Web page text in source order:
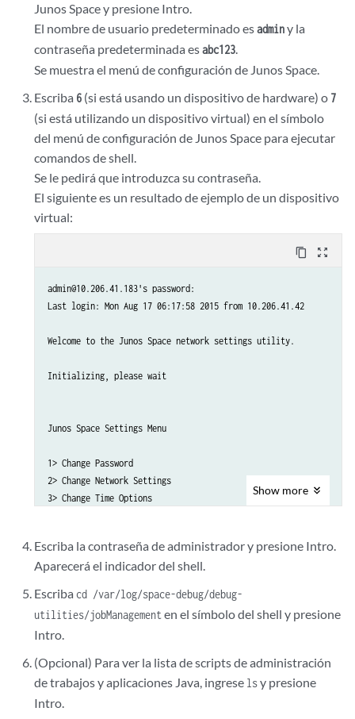
Junos Space y presione Intro.
El nombre de usuario predeterminado esadminy la
contraseña predeterminada esabc123.
Se muestra el menú de configuración de Junos Space.
Escriba 6 (si está usando un dispositivo de hardware) o 7
(si está utilizando un dispositivo virtual) en el símbolo
del menú de configuración de Junos Space para ejecutar
comandos de shell.
Se le pedirá que introduzca su contraseña.
El siguiente es un resultado de ejemplo de un dispositivo
virtual:
content_copy zoom_out_map
admin@10.206.41.183's password:
Last login: Mon Aug 17 06:17:58 2015 from 10.206.41.42
Welcome to the Junos Space network settings utility.
Initializing, please wait
Junos Space Settings Menu
1> Change Password
2> Change Network Settings
3> Change Time Options
6> Expand VM Drive Size
7> (Debug) run shell
A> Apply changes
Q> Quit
R> Redraw Menu
Choice [1-7,AQR]: 7
Show more
Escriba la contraseña de administrador y presione Intro.
Aparecerá el indicador del shell.
Escriba cd /var/log/space-debug/debug-
utilities/jobManagementen el símbolo del shell y presione
Intro.
(Opcional) Para ver la lista de scripts de administración
de trabajos y aplicaciones Java, ingrese lsy presione
Intro.